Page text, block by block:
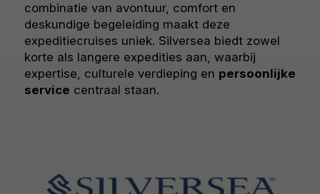
combinatie van avontuur, comfort en
deskundige begeleiding maakt deze
expeditiecruises uniek. Silversea biedt zowel
korte als langere expedities aan, waarbij
expertise, culturele verdieping en persoonlijke
service centraal staan.